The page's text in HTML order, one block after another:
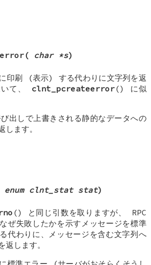
( char *s)
印刷 (表示) する代わりに文字列を返
て、 clnt_pcreateerror() に似
出しで上書きされる静的なデータへの
します。
enum clnt_stat stat)
() と同じ引数を取りますが、 RPC
ぜ失敗したかを示すメッセージを標準
代わりに、メッセージを含む文字列へ
返します。